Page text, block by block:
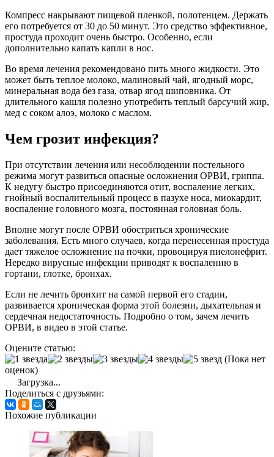
Компресс накрывают пищевой пленкой, полотенцем. Держать
его потребуется от 30 до 50 минут. Это средство эффективное,
простуда проходит очень быстро. Особенно, если
дополнительно капать капли в нос.
Во время лечения рекомендовано пить много жидкости. Это
может быть теплое молоко, малиновый чай, ягодный морс,
минеральная вода без газа, отвар ягод шиповника. От
длительного кашля полезно употребить теплый барсучий жир,
мед с соком алоэ, молоко с маслом.
Чем грозит инфекция?
При отсутствии лечения или несоблюдении постельного
режима могут развиться опасные осложнения ОРВИ, гриппа.
К недугу быстро присоединяются отит, воспаление легких,
гнойный воспалительный процесс в пазухе носа, миокардит,
воспаление головного мозга, постоянная головная боль.
Вполне могут после ОРВИ обостриться хронические
заболевания. Есть много случаев, когда перенесенная простуда
дает тяжелое осложнение на почки, провоцируя пиелонефрит.
Нередко вирусные инфекции приводят к воспалению в
гортани, глотке, бронхах.
Если не лечить бронхит на самой первой его стадии,
развивается хроническая форма этой болезни, дыхательная и
сердечная недостаточность. Подробно о том, зачем лечить
ОРВИ, в видео в этой статье.
Оцените статью:
(Пока нет
оценок)
Загрузка...
Поделиться с друзьями:
Похожие публикации